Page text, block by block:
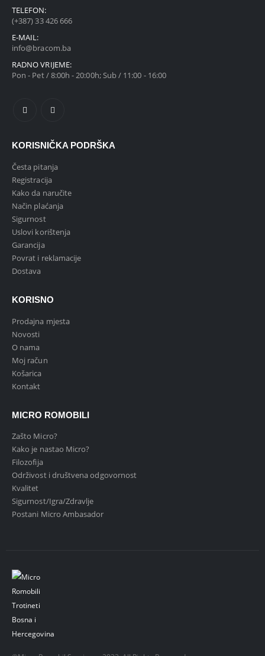
TELEFON:
(+387) 33 426 666
E-MAIL:
info@bracom.ba
RADNO VRIJEME:
Pon - Pet / 8:00h - 20:00h; Sub / 11:00 - 16:00
KORISNIČKA PODRŠKA
Česta pitanja
Registracija
Kako da naručite
Način plaćanja
Sigurnost
Uslovi korištenja
Garancija
Povrat i reklamacije
Dostava
KORISNO
Prodajna mjesta
Novosti
O nama
Moj račun
Košarica
Kontakt
MICRO ROMOBILI
Zašto Micro?
Kako je nastao Micro?
Filozofija
Održivost i društvena odgovornost
Kvalitet
Sigurnost/Igra/Zdravlje
Postani Micro Ambasador